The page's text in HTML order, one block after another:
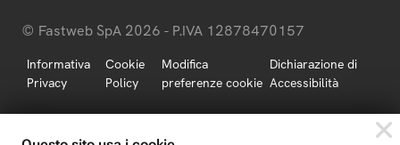
© Fastweb SpA 2026 - P.IVA 12878470157
Informativa
Privacy
Cookie
Policy
Modifica
preferenze cookie
Dichiarazione di
Accessibilità